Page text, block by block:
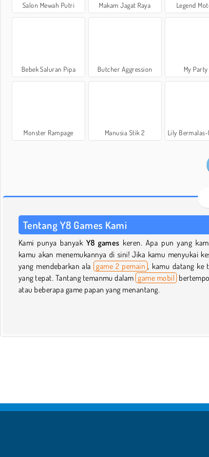
Salon Mewah Putri Makam Jagat Raya Legend
Bebek Saluran Pipa Butcher Aggression My Party
Monster Rampage Manusia Stik 2 Lily Bermalas-
Tentang Y8 Games Kami
Kami punya banyak Y8 games keren. Apa pun yang
kamu akan menemukannya di sini! Jika kamu menyukai
yang mendebarkan ala game 2 pemain , kamu datang ke
yang tepat. Tantang temanmu dalam game mobil
atau beberapa game papan yang menantang.